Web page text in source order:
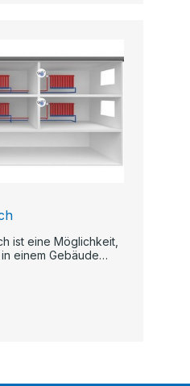
ist eine Möglichkeit,
einem Gebäude